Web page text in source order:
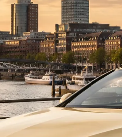
Unser Großraumtaxi Service
Mehr